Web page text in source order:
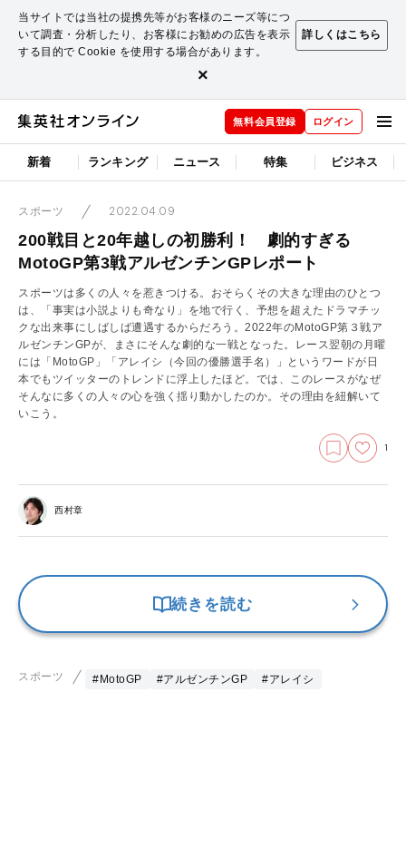
当サイトでは当社の提携先等がお客様のニーズ等につ
いて調査・分析したり、お客様にお勧めの広告を表示
する目的で Cookie を使用する場合があります。
詳しくはこちら
×
無料会員登録 ログイン
新着 ランキング ニュース 特集 ビジネス
スポーツ 2022.04.09
200戦目と20年越しの初勝利！ 劇的すぎる
MotoGP第3戦アルゼンチンGPレポート
スポーツは多くの人々を惹きつける。おそらくその大きな理由のひとつ
は、「事実は小説よりも奇なり」を地で行く、予想を超えたドラマチッ
クな出来事にしばしば遭遇するからだろう。2022年のMotoGP第３戦ア
ルゼンチンGPが、まさにそんな劇的な一戦となった。レース翌朝の月曜
には「MotoGP」「アレイシ（今回の優勝選手名）」というワードが日
本でもツイッターのトレンドに浮上したほど。では、このレースがなぜ
そんなに多くの人々の心を強く揺り動かしたのか。その理由を紐解いて
いこう。
1
西村章
続きを読む
スポーツ #MotoGP #アルゼンチンGP #アレイシ